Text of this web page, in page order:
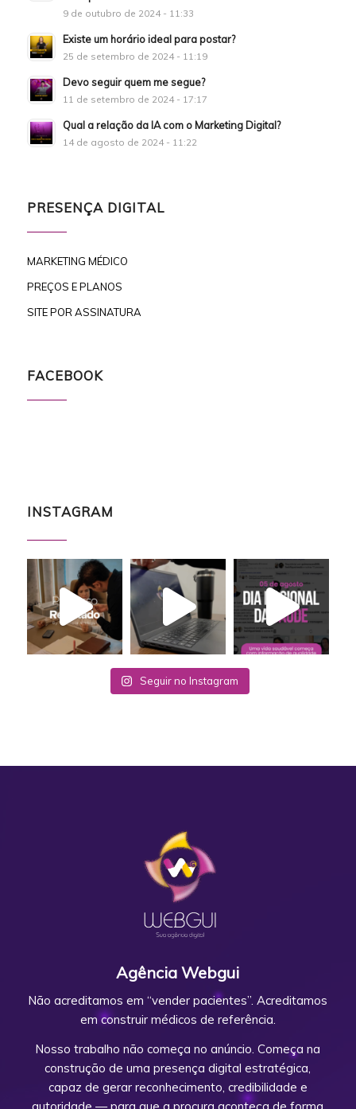
9 de outubro de 2024 - 11:33
Existe um horário ideal para postar?
25 de setembro de 2024 - 11:19
Devo seguir quem me segue?
11 de setembro de 2024 - 17:17
Qual a relação da IA com o Marketing Digital?
14 de agosto de 2024 - 11:22
PRESENÇA DIGITAL
MARKETING MÉDICO
PREÇOS E PLANOS
SITE POR ASSINATURA
FACEBOOK
INSTAGRAM
Seguir no Instagram
Agência Webgui
Não acreditamos em “vender pacientes”. Acreditamos
em construir médicos de referência.
Nosso trabalho não começa no anúncio. Começa na
construção de uma presença digital estratégica,
capaz de gerar reconhecimento, credibilidade e